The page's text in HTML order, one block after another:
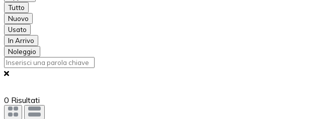
Tutto
Nuovo
Usato
In Arrivo
Noleggio
0 Risultati